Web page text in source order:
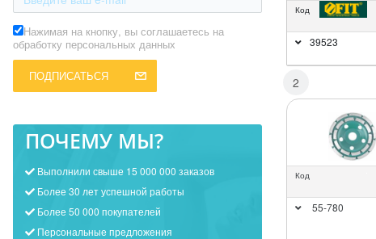
Нажимая на кнопку, вы соглашаетесь на
обработку персональных данных
ПОДПИСАТЬСЯ
ПОЧЕМУ МЫ?
Выполнили свыше 15 000 000 заказов
Более 30 лет успешной работы
Более 50 000 покупателей
Персональные предложения
Код
39523
2
Код
55-780